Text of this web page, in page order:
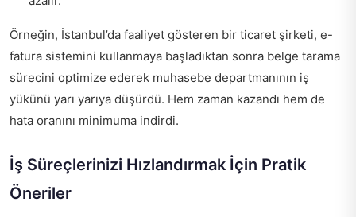
Örneğin, İstanbul’da faaliyet gösteren bir ticaret şirketi, e-
fatura sistemini kullanmaya başladıktan sonra belge tarama
sürecini optimize ederek muhasebe departmanının iş
yükünü yarı yarıya düşürdü. Hem zaman kazandı hem de
hata oranını minimuma indirdi.
İş Süreçlerinizi Hızlandırmak İçin Pratik
Öneriler